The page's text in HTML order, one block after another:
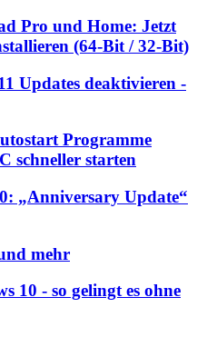
Pro und Home: Jetzt
(64-Bit / 32-Bit)
Updates deaktivieren -
Programme
schneller starten
„Anniversary Update“
mehr
10 - so gelingt es ohne